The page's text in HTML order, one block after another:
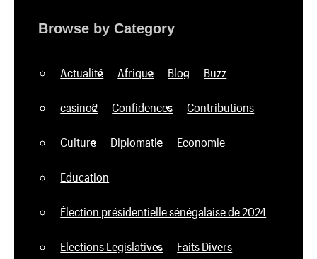
Browse by Category
Actualité Afrique Blog Buzz
casino2 Confidences Contributions
Culture Diplomatie Economie
Education
Élection présidentielle sénégalaise de 2024
Elections Legislatives Faits Divers